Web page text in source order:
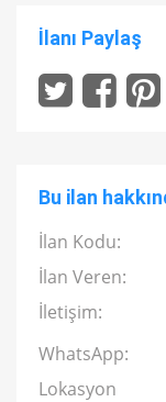
İlanı Paylaş
Bu ilan
İlan Kodu:
İlan Veren:
İletişim:
WhatsApp:
Lokasyon